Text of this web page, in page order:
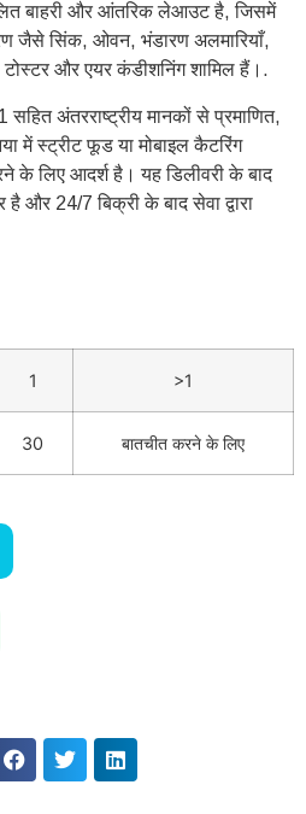
बाहरी और आंतरिक लेआउट है, जिसमें
जैसे सिंक, ओवन, भंडारण अलमारियाँ,
और एयर कंडीशनिंग शामिल हैं।.
अंतरराष्ट्रीय मानकों से प्रमाणित,
स्ट्रीट फूड या मोबाइल कैटरिंग
के लिए आदर्श है। यह डिलीवरी के बाद
और 24/7 बिक्री के बाद सेवा द्वारा
1 >1
30 बातचीत करने के लिए